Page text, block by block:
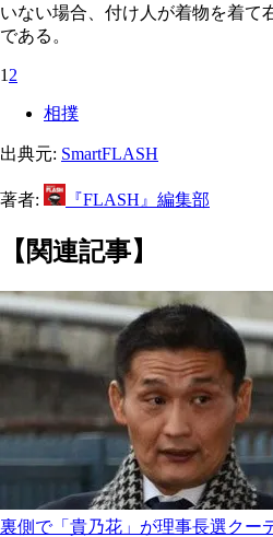
いない場合、付け人が着物を着て
である。
1 2
相撲
出典元: SmartFLASH
著者: 『FLASH』編集部
【関連記事】
裏側で「貴乃花」が理事長選クー